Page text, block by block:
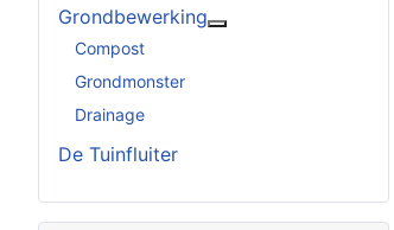
Grondbewerking
Compost
Grondmonster
Drainage
De Tuinfluiter